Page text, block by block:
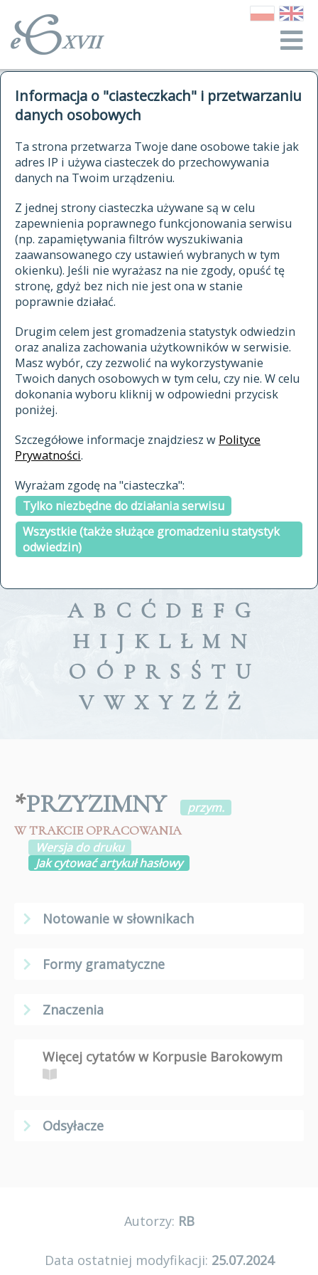
Informacja o "ciasteczkach" i przetwarzaniu
danych osobowych
Ta strona przetwarza Twoje dane osobowe takie jak
adres IP i używa ciasteczek do przechowywania
danych na Twoim urządzeniu.
Z jednej strony ciasteczka używane są w celu
zapewnienia poprawnego funkcjonowania serwisu
(np. zapamiętywania filtrów wyszukiwania
zaawansowanego czy ustawień wybranych w tym
okienku). Jeśli nie wyrażasz na nie zgody, opuść tę
stronę, gdyż bez nich nie jest ona w stanie
poprawnie działać.
Drugim celem jest gromadzenia statystyk odwiedzin
oraz analiza zachowania użytkowników w serwisie.
Masz wybór, czy zezwolić na wykorzystywanie
Twoich danych osobowych w tym celu, czy nie. W celu
dokonania wyboru kliknij w odpowiedni przycisk
poniżej.
Szczegółowe informacje znajdziesz w Polityce
Prywatności.
Wyrażam zgodę na "ciasteczka":
Tylko niezbędne do działania serwisu
Wszystkie (także służące gromadzeniu statystyk
odwiedzin)
autorzy Słownika
historia
publikacje
źródła
autorzy tekstów źródłowych
zasady opracowania
statystyki
najnowsze hasła
ostatnio zmodyfikowane hasła
materiały archiwalne
cytowanie
kontakt
kwerendy
jak cytować Słownik
ELEKTRONICZNY SŁOWNIK
JĘZYKA POLSKIEGO
XVII I XVIII WIEKU
znajdź hasła
zaczynające się od
indeksie
a fronte
a tergo
A B C Ć D E F G
H I J K L Ł M N
O Ó P R S Ś T U
V W X Y Z Ź Ż
*PRZYZIMNY
przym.
W TRAKCIE OPRACOWANIA
Wersja do druku
Jak cytować artykuł hasłowy
Notowanie w słownikach
Formy gramatyczne
Znaczenia
Więcej cytatów w Korpusie Barokowym
Odsyłacze
Autorzy: RB
Data ostatniej modyfikacji: 25.07.2024